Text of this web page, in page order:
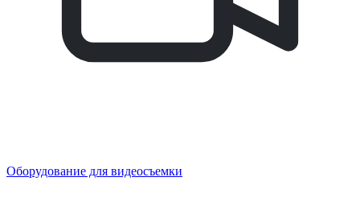
Оборудование для видеосъемки